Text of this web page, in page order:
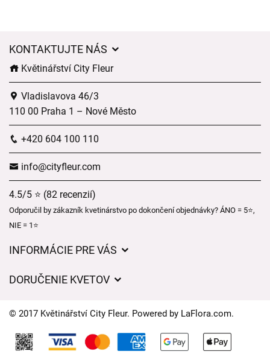
KONTAKTUJTE NÁS
Květinářství City Fleur
Vladislavova 46/3
110 00 Praha 1 – Nové Město
+420 604 100 110
info@cityfleur.com
4.5/5 ⭐ (82 recenzií)
Odporučil by zákazník kvetinárstvo po dokončení objednávky? ÁNO = 5⭐,
NIE = 1⭐
INFORMÁCIE PRE VÁS
Časy doručenia kvetov – prehľad možností
DORUČENIE KVETOV
Kam doručujeme kvety
Súbory cookie
© 2017 Květinářství City Fleur. Powered by LaFlora.com.